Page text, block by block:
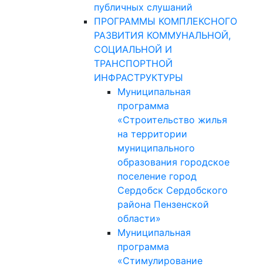
публичных слушаний
ПРОГРАММЫ КОМПЛЕКСНОГО
РАЗВИТИЯ КОММУНАЛЬНОЙ,
СОЦИАЛЬНОЙ И
ТРАНСПОРТНОЙ
ИНФРАСТРУКТУРЫ
Муниципальная
программа
«Строительство жилья
на территории
муниципального
образования городское
поселение город
Сердобск Сердобского
района Пензенской
области»
Муниципальная
программа
«Стимулирование